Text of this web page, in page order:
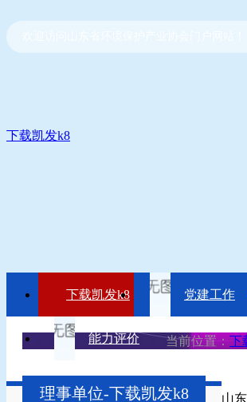
下载凯发k8
下载凯发k8 党建工作
能力评价 当前位置： 下
理事单位-下载凯发k8
山